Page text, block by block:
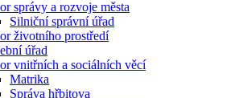
správy a rozvoje města
Silniční správní úřad
životního prostředí
úřad
vnitřních a sociálních věcí
Matrika
Správa hřbitova